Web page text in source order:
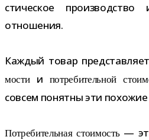
сти­че­ское
отношения.
Каждый товар
мо­стии потре­би­тель­ной
совсем понятны эти
Потребительная сто­и­мость—